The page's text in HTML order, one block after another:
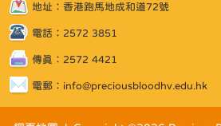
地址：香港跑馬地成和道72號
電話：2572 3851
傳真：2572 4421
電郵： info@preciousbloodhv.edu.hk